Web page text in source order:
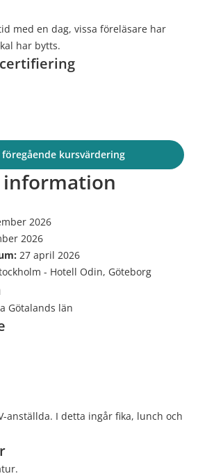
med en dag, vissa föreläsare har
har bytts.
föregående kursvärdering
information
2026
2026
27 april 2026
- Hotell Odin, Göteborg
Götalands län
anställda. I detta ingår fika, lunch och